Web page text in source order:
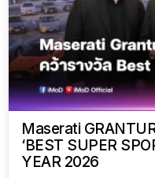
Maserati
‘BEST SUPER
YEAR 2026